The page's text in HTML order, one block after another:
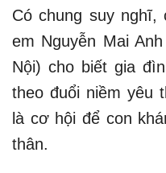
Có chung suy nghĩ,
em Nguyễn Mai
Nội) cho biết gia
theo đuổi niềm yêu
là cơ hội để con
thân.